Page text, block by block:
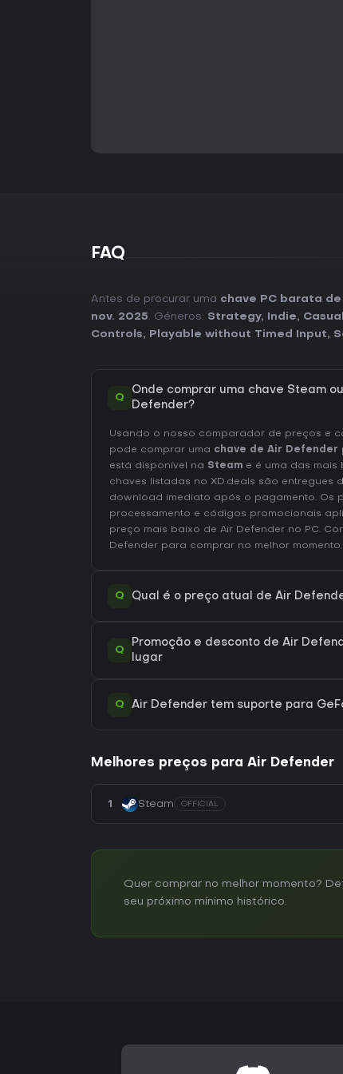
FAQ
Antes de procurar uma chave PC barata
nov. 2025. Géneros: Strategy, Indie, Casual
Controls, Playable without Timed Input,
Q
Onde comprar uma chave Steam
Defender?
Usando o nosso comparador de preços e
pode comprar uma chave de Air Defender
está disponível na Steam e é uma das mais
chaves listadas no XD.deals são entregues
download imediato após o pagamento. Os
processamento e códigos promocionais
preço mais baixo de Air Defender no PC.
Defender para comprar no melhor momento.
Q Qual é o preço atual de Air
Q
Promoção e desconto de Air
lugar
Q Air Defender tem suporte para
Melhores preços para Air Defender
1 Steam OFFICIAL
Quer comprar no melhor momento?
seu próximo mínimo histórico.